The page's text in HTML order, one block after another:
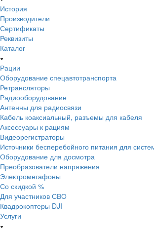
История
Производители
Сертификаты
Реквизиты
Каталог
Рации
Оборудование спецавтотранспорта
Ретрансляторы
Радиооборудование
Антенны для радиосвязи
Кабель коаксиальный, разъемы для кабеля
Аксессуары к рациям
Видеорегистраторы
Источники бесперебойного питания для
Оборудование для досмотра
Преобразователи напряжения
Электромегафоны
Со скидкой %
Для участников СВО
Квадрокоптеры DJI
Услуги